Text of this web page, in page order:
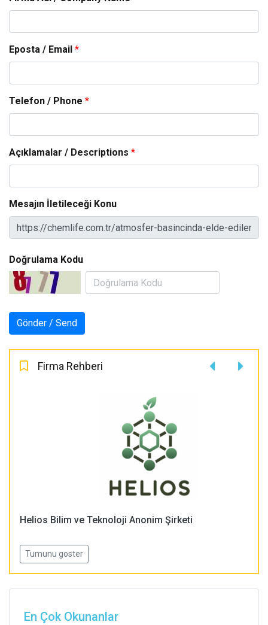
Eposta / Email *
Telefon / Phone *
Açıklamalar / Descriptions *
Mesajın İletileceği Konu
Doğrulama Kodu
Firma Rehberi
Helios Bilim ve Teknoloji Anonim Şirketi
Tumunu goster
En Çok Okunanlar